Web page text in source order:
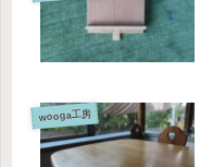
wooga工房